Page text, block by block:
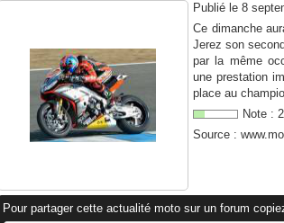
Publié le 8
Ce dimanche
Jerez son
par la même
une prestation
place au
Note :
Source :
Pour partager cette actualité moto sur un forum